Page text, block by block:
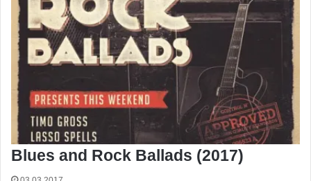
Blues and Rock Ballads (2017)